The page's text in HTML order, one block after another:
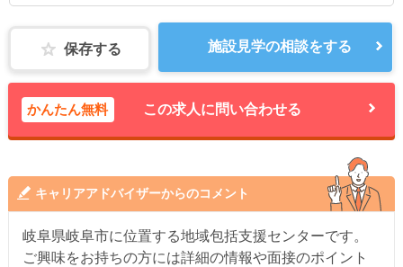
保存する 施設見学の相談をする
かんたん無料 この求人に問い合わせる
キャリアアドバイザーからのコメント
岐阜県岐阜市に位置する地域包括支援センターです。
ご興味をお持ちの方には詳細の情報や面接のポイント